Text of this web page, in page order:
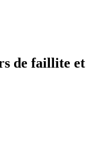
de faillite et